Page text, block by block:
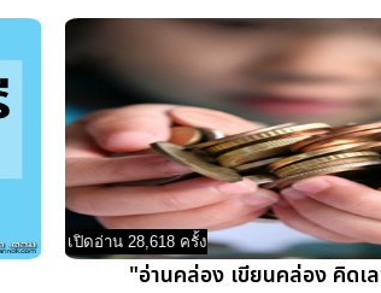
เปิดอ่าน 28,618 ครั้ง
"อ่านคล่อง เขียนคล่อง คิดเ